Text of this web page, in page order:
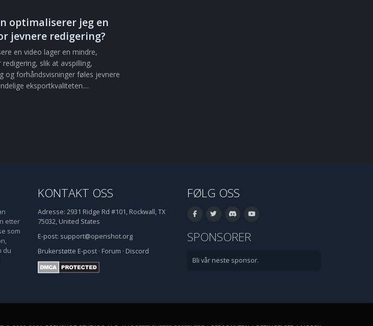
optimaliserer jeg en
jevnere redigering?
en video lager en mindre,
slik at avspilling,
og forhåndsvisninger føles jevnere
eksportkvaliteten....
etter
som
du
KONTAKT OSS
Adresse: 2931 Ridge Rd #101, Rockwall, TX
75032, United States
E-post: support@openshot.org
Brukerstøtte E-post · Forum · Discord
FØLG OSS
SPONSORER
Bli vår neste sponsor.